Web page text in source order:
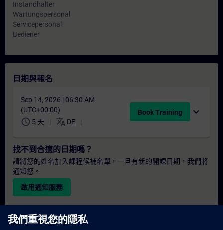
Instandhalter
Wartungspersonal
Servicepersonal
Bediener
日期與報名
Sep 14, 2026 | 06:30 AM
(UTC+00:00)
schedule 5 天 translate DE
Book Training expand_more
找不到合適的日期嗎？
請將您的姓名加入課程候補名單，一旦有新的開課日期，我們將
通知您。
啟用通知服務